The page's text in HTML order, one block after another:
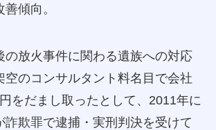
傾向。
放火事件に関わる遺族への対応
空のコンサルタント料名目で会社
をだまし取ったとして、2011年に
詐欺罪で逮捕・実刑判決を受けて